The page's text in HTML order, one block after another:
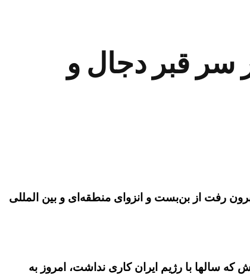
سر قبر دجال و
رفت از بن‌بست و انزوای منطقه‌ای و بین المللی
سالها با رژیم ایران کاری نداشت، امروز به